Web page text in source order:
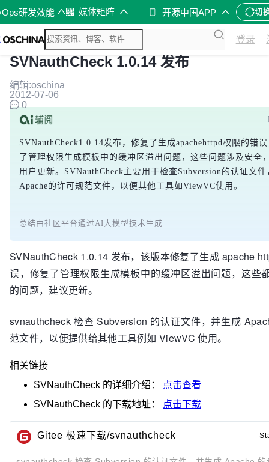
研发效能 媒体矩阵 开源中国APP 切
登录
SVNauthCheck 1.0.14 发布
编辑:oschina
2012-07-06
0
SVNauthCheck1.0.14发布，修复了生成apachehttpd权限的错
了管理权限生成模板中的缓冲区溢出问题，这些问题涉及安全
用户更新。SVNauthCheck主要用于检查Subversion的认证文
Apache的许可规范文件，以便其他工具如ViewVC使用。
总结由社区平台通过AI大模型技术生成
SVNauthCheck 1.0.14 发布，该版本修复了生成 apache
误，修复了管理权限生成模板中的缓冲区溢出问题，这些
的问题，建议更新。
svnauthcheck 检查 Subversion 的认证文件，并生成
范文件，以便提供给其他工具例如 ViewVC 使用。
相关链接
SVNauthCheck 的详细介绍：
点击查看
SVNauthCheck 的下载地址： 点击下载
Gitee 极速下载/svnauthcheck